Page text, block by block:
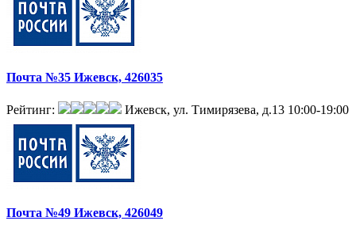
Почта №35 Ижевск, 426035
Рейтинг: Ижевск, ул. Тимирязева, д.13 10:00-19:00
Почта №49 Ижевск, 426049